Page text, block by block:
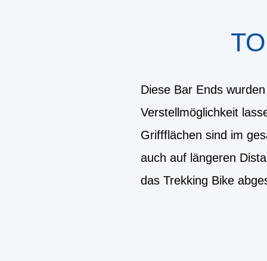
Diese Bar Ends
Verstellmöglichkeit
Griffflächen sind im
auch auf längeren
das Trekking Bike